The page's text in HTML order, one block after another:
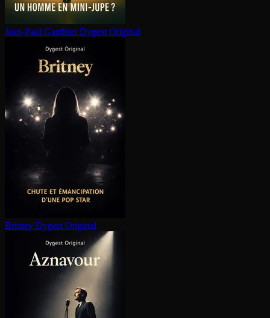
Jean-Paul Gauthier Dygest Original
Britney Dygest Original